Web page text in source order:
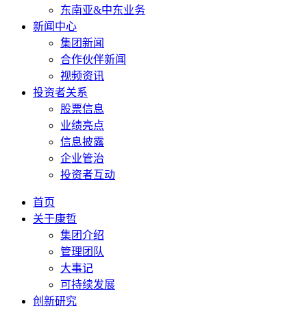
东南亚&中东业务
新闻中心
集团新闻
合作伙伴新闻
视频资讯
投资者关系
股票信息
业绩亮点
信息披露
企业管治
投资者互动
首页
关于康哲
集团介绍
管理团队
大事记
可持续发展
创新研究